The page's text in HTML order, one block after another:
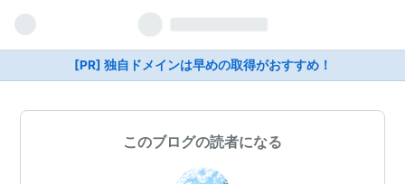
[PR] 独自ドメインは早めの取得がおすすめ！
このブログの読者になる